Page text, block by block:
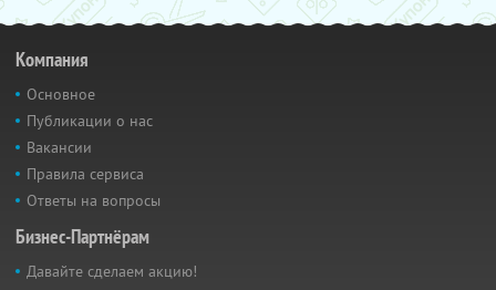
Компания
Основное
Публикации о нас
Вакансии
Правила сервиса
Ответы на вопросы
Бизнес-Партнёрам
Давайте сделаем акцию!